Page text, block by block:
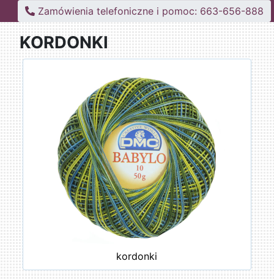
Zamówienia telefoniczne i pomoc: 663-656-888
KORDONKI
kordonki